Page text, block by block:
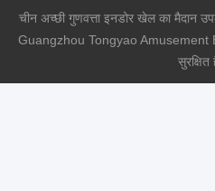
चीन अच्छी गुणवत्ता इनडोर खेल का मैदान
Guangzhou Tongyao Amusement
सुरक्षित